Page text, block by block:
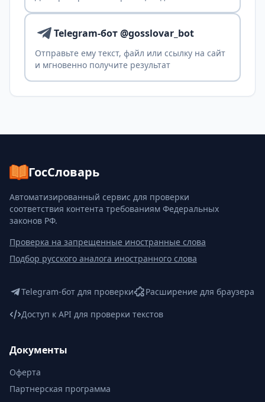
Telegram-бот @gosslovar_bot
Отправьте ему текст, файл или ссылку на сайт
и мгновенно получите результат
ГосСловарь
Автоматизированный сервис для проверки
соответствия контента требованиям Федеральных
законов РФ.
Проверка на запрещенные иностранные слова
Подбор русского аналога иностранного слова
Telegram-бот для проверки
Расширение для браузера
Доступ к API для проверки текстов
Документы
Оферта
Партнерская программа